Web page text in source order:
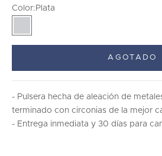
Color: Plata
AGOTADO
- Pulsera hecha de aleación de
terminado con circonias de la mejor
- Entrega inmediata y 30 días para